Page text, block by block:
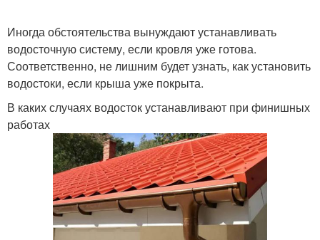
Иногда обстоятельства вынуждают устанавливать
водосточную систему, если кровля уже готова.
Соответственно, не лишним будет узнать, как установить
водостоки, если крыша уже покрыта.
В каких случаях водосток устанавливают при финишных
работах